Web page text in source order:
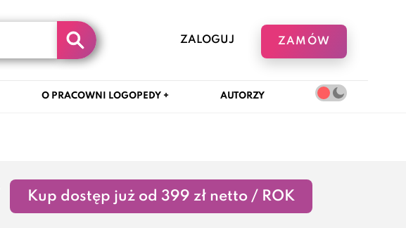
ZALOGUJ ZAMÓW
O PRACOWNI LOGOPEDY + AUTORZY
Kup dostęp już od 399 zł netto / ROK